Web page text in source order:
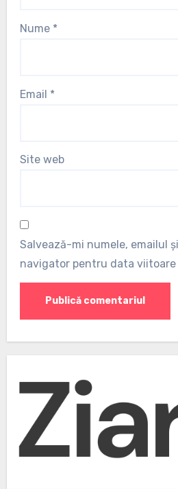
Nume *
Email *
Site web
Salvează-mi numele, emailul
navigator pentru data viitoare